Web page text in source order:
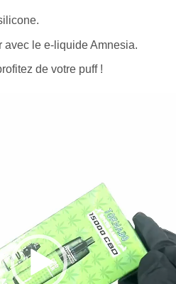
avec le e-liquide Amnesia.
de votre puff !